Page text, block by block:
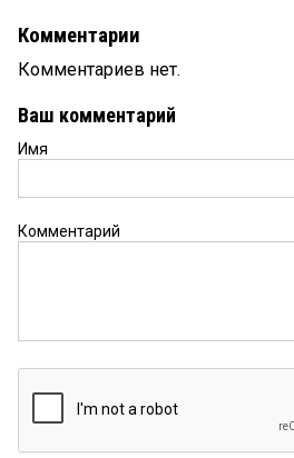
Комментарии
Комментариев нет.
Ваш комментарий
Имя
Комментарий